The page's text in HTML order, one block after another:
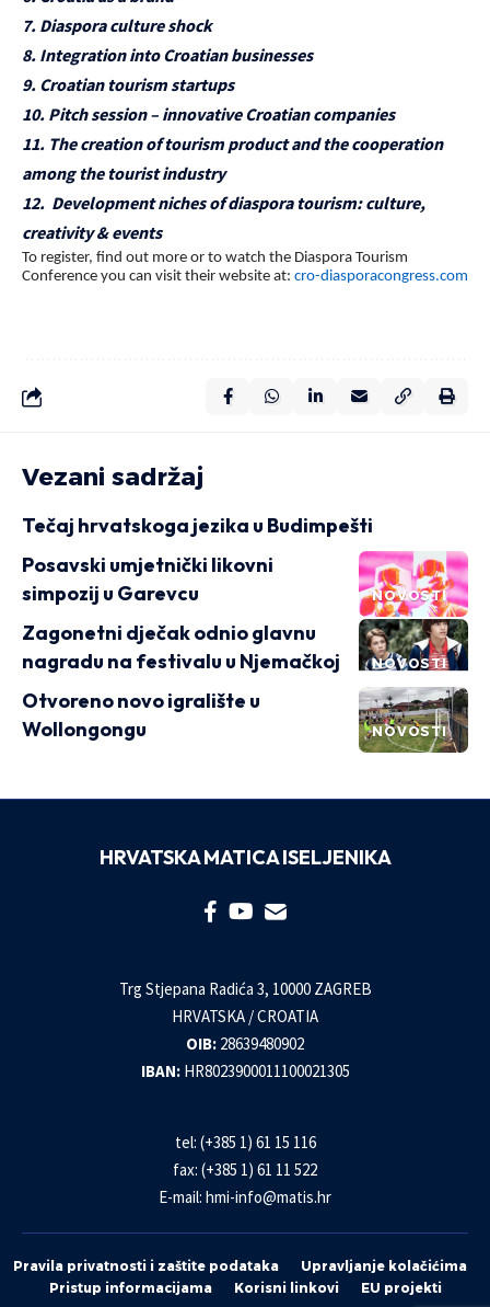
7. Diaspora culture shock
8. Integration into Croatian businesses
9. Croatian tourism startups
10. Pitch session – innovative Croatian companies
11. The creation of tourism product and the cooperation
among the tourist industry
12. Development niches of diaspora tourism: culture,
creativity & events
To register, find out more or to watch the Diaspora Tourism
Conference you can visit their website at: cro-diasporacongress.com
Vezani sadržaj
Tečaj hrvatskoga jezika u Budimpešti
NOVOSTI
Posavski umjetnički likovni
simpozij u Garevcu
NOVOSTI
Zagonetni dječak odnio glavnu
nagradu na festivalu u Njemačkoj
NOVOSTI
Otvoreno novo igralište u
Wollongongu
HRVATSKA MATICA ISELJENIKA
Trg Stjepana Radića 3, 10000 ZAGREB
HRVATSKA / CROATIA
OIB: 28639480902
IBAN: HR8023900011100021305
tel: (+385 1) 61 15 116
fax: (+385 1) 61 11 522
E-mail: hmi-info@matis.hr
Pravila privatnosti i zaštite podataka
Upravljanje kolačićima
Pristup informacijama
Korisni linkovi EU projekti